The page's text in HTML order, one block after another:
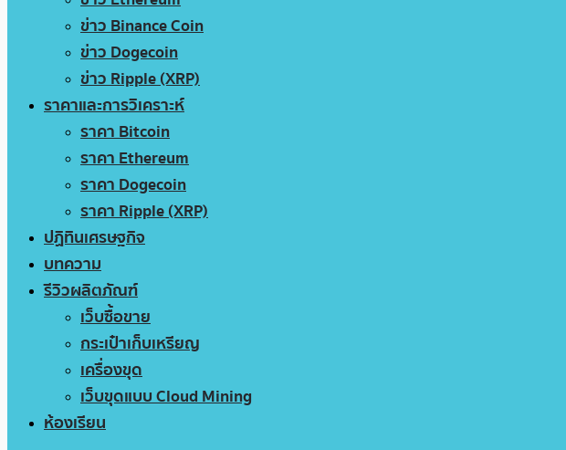
ข่าว Binance Coin
ข่าว Dogecoin
ข่าว Ripple (XRP)
ราคาและการวิเคราะห์
ราคา Bitcoin
ราคา Ethereum
ราคา Dogecoin
ราคา Ripple (XRP)
ปฏิทินเศรษฐกิจ
บทความ
รีวิวผลิตภัณฑ์
เว็บซื้อขาย
กระเป๋าเก็บเหรียญ
เครื่องขุด
เว็บขุดแบบ Cloud Mining
ห้องเรียน